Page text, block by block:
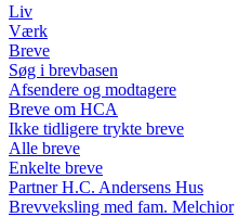
Liv
Værk
Breve
Søg i brevbasen
Afsendere og modtagere
Breve om HCA
Ikke tidligere trykte breve
Alle breve
Enkelte breve
Partner H.C. Andersens Hus
Brevveksling med fam. Melchior